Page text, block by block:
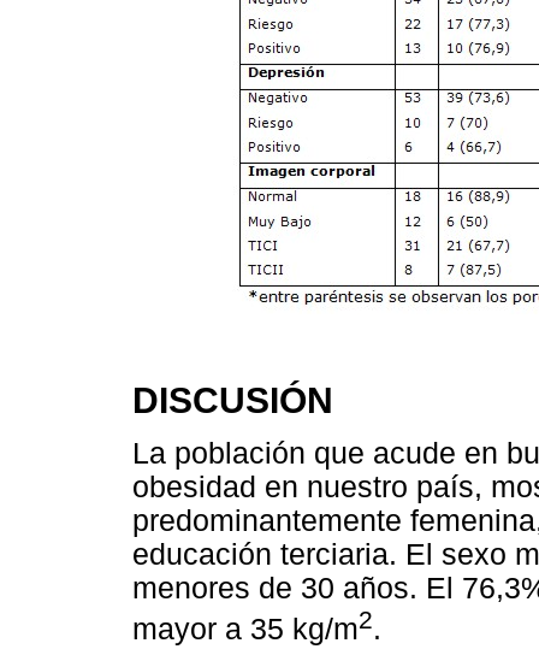
DISCUSIÓN
La población que acude en
obesidad en nuestro país,
predominantemente
educación terciaria. El sexo
menores de 30 años. El
mayor a 35 kg/m2.